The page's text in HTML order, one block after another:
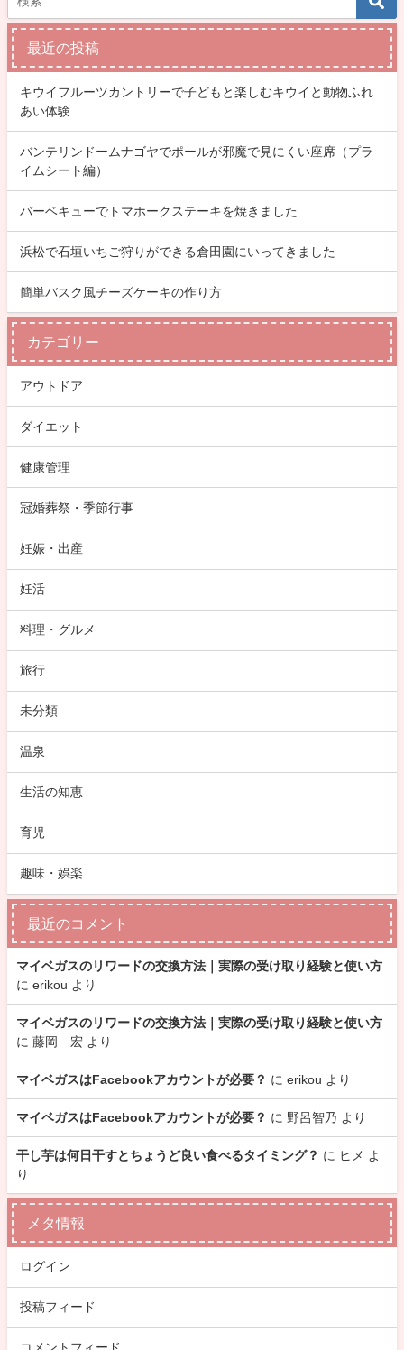
最近の投稿
キウイフルーツカントリーで子どもと楽しむキウイと動物ふれ
あい体験
バンテリンドームナゴヤでポールが邪魔で見にくい座席（プラ
イムシート編）
バーベキューでトマホークステーキを焼きました
浜松で石垣いちご狩りができる倉田園にいってきました
簡単バスク風チーズケーキの作り方
カテゴリー
アウトドア
ダイエット
健康管理
冠婚葬祭・季節行事
妊娠・出産
妊活
料理・グルメ
旅行
未分類
温泉
生活の知恵
育児
趣味・娯楽
最近のコメント
マイベガスのリワードの交換方法｜実際の受け取り経験と使い方
に erikou より
マイベガスのリワードの交換方法｜実際の受け取り経験と使い方
に 藤岡 宏 より
マイベガスはFacebookアカウントが必要？ に erikou より
マイベガスはFacebookアカウントが必要？ に 野呂智乃 より
干し芋は何日干すとちょうど良い食べるタイミング？ に ヒメ
よ
り
メタ情報
ログイン
投稿フィード